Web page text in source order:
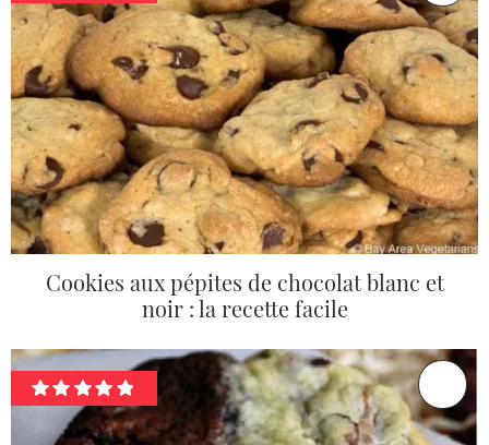
Cookies aux pépites de chocolat blanc et
noir : la recette facile